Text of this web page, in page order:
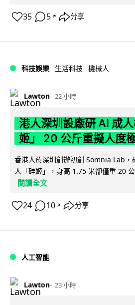
35 5 ↗ 分享
科技娛樂 生活科技 機械人
Lawton 22 小時
港人深圳設廠研 AI 成
姬」 20 公斤重擬人度
香港人於深圳創辦初創 Somnia Lab，
人「硅姬」，身高 1.75 米卻僅重 20
閱讀全文
24 10 ↗ 分享
人工智能
Lawton 23 小時